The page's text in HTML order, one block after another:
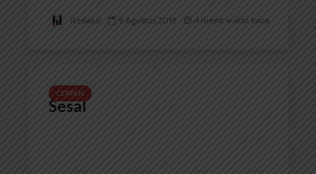
Redaksi 9 Agustus 2018 4 menit waktu baca
CERPEN
Sesal